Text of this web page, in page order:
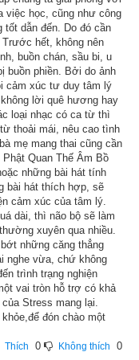
được bao nhiêu?
có thể chìu ý tôi mà
không?
Tại sao ông lại quan
một người cao lớn,
phu rằng:
ta sống ở gần làng
phát tâm xây một
có một tảng đá để
ta có một tảng đá
để lại, đúng y tảng đá
là người theo đạo
điều tốt, vì vậy ta mới
khiến cho ngôi chùa
việc học, cũng như công
tốt dẫn đến. Do đó cần
hết, không nên
buồn chán, sầu bi, u
buồn phiền. Bởi do ảnh
cảm xúc tư duy tâm lý
lời quê hương hay
loại nhạc có ca từ thì
thoải mái, nêu cao tình
mẹ mang thai cũng cần
Quan Thế Âm Bồ
những bài hát tính
bài hát thích hợp, sẽ
cảm xúc của tâm lý.
dài, thì não bộ sẽ làm
xuyên qua nhiều.
những căng thẳng
nghe vừa, chứ không
trình trạng nghiện
vai tròn hỗ trợ có khả
Stress mang lại.
đón chào một
Thích 0 Không thích 0